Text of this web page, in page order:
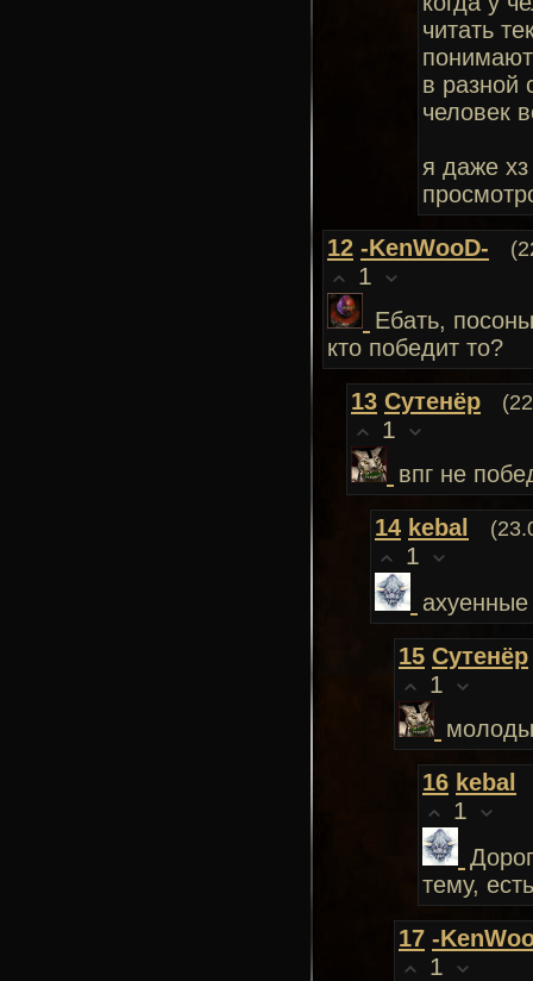
читать
в разной
человек
я даже
12 -KenWooD-
1
Ебать,
кто победит то?
13 Сутенёр
1
впг не
14 kebal
1
15 Сутенёр
1
16 kebal
1
тему,
17 -
1